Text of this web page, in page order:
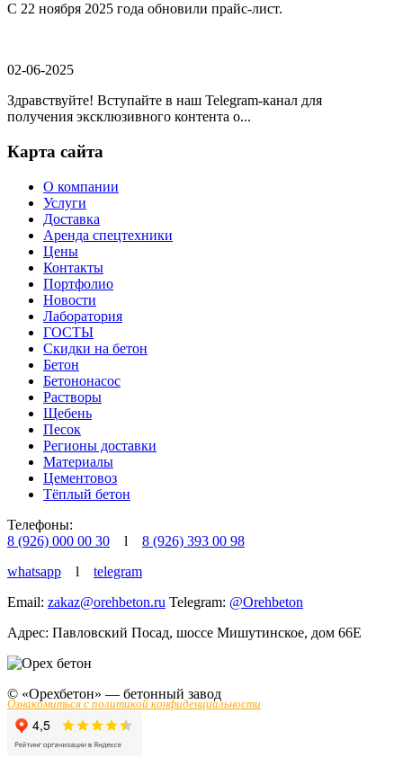
С 22 ноября 2025 года обновили прайс-лист.
02-06-2025
Здравствуйте! Вступайте в наш Telegram-канал для
получения эксклюзивного контента о...
Карта сайта
О компании
Услуги
Доставка
Аренда спецтехники
Цены
Контакты
Портфолио
Новости
Лаборатория
ГОСТЫ
Скидки на бетон
Бетон
Бетононасос
Растворы
Щебень
Песок
Регионы доставки
Материалы
Цементовоз
Тёплый бетон
Телефоны:
8 (926) 000 00 30
l
8 (926) 393 00 98
whatsapp
l
telegram
Email: zakaz@orehbeton.ru Telegram: @Orehbeton
Адрес: Павловский Посад, шоссе Мишутинское, дом 66Е
© «Орехбетон» — бетонный завод
Ознакомиться с политикой конфиденциальности